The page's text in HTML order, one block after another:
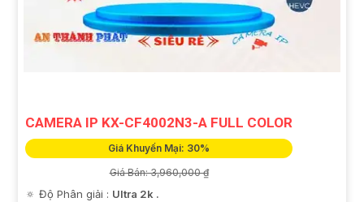
CAMERA IP KX-CF4002N3-A FULL COLOR
Giá Khuyến Mại: 30%
Giá Bán: 3,960,000 ₫
🔅 Độ Phân giải : Ultra 2k .